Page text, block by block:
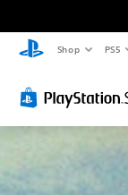
Shop PS5